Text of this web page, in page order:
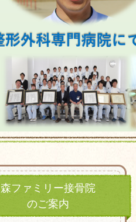
森ファミリー接骨院
のご案内